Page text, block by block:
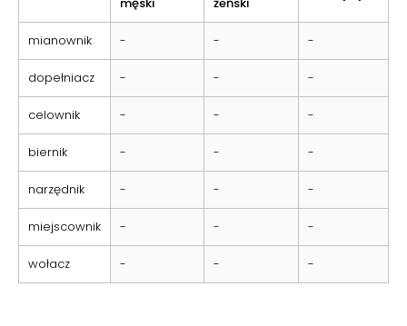
mianownik - - -
dopełniacz - - -
celownik - - -
biernik - - -
narzędnik - - -
miejscownik - - -
wołacz - - -